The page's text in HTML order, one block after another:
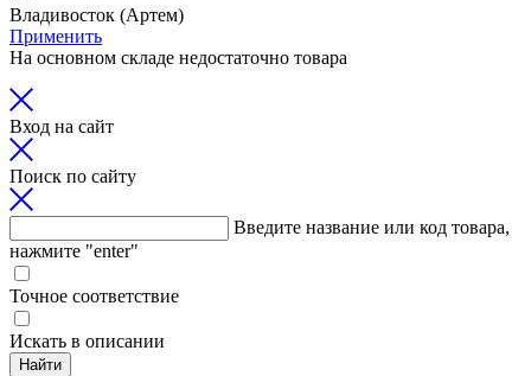
Владивосток (Артем)
Применить
На основном складе недостаточно товара
Вход на сайт
Поиск по сайту
Введите название или код товара,
нажмите "enter"
Точное соответствие
Искать в описании
Найти